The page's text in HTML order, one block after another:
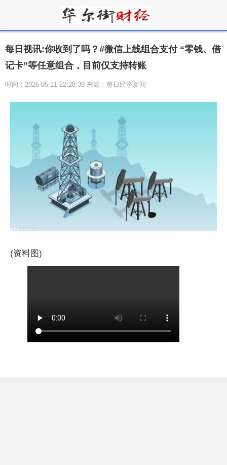
每日视讯:你收到了吗？#微信上线组合支付 “零钱、借
记卡”等任意组合，目前仅支持转账
时间：2026-05-11 22:28:39 来源：每日经济新闻
(资料图)